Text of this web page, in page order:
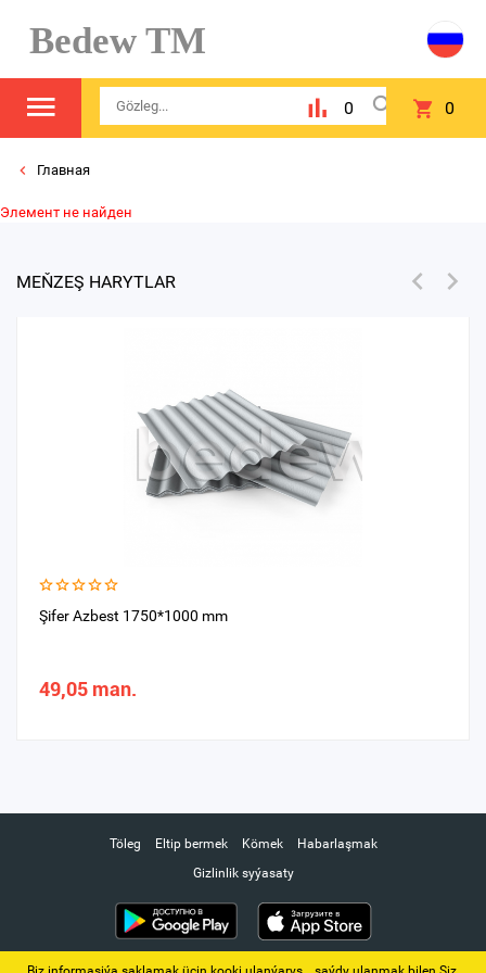
Bedew TM
0 0
Главная
Элемент не найден
MEŇZEŞ HARYTLAR
Şifer Azbest 1750*1000 mm
49,05 man.
Töleg Eltip bermek Kömek
Habarlaşmak
Gizlinlik syýasaty